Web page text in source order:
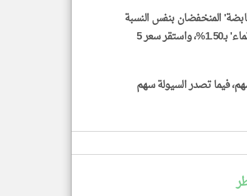
القابضة' المنخفضان بنفس النسبة
البالغة 1.88% القائمة، فيما ارتفع سعر 8 أسهم على رأسها 'إنماء' بـ1.50%، واستقر سعر 5
الكميات بحجم بلغ 2.41 مليون سهم، فيما تصدر السيولة سهم